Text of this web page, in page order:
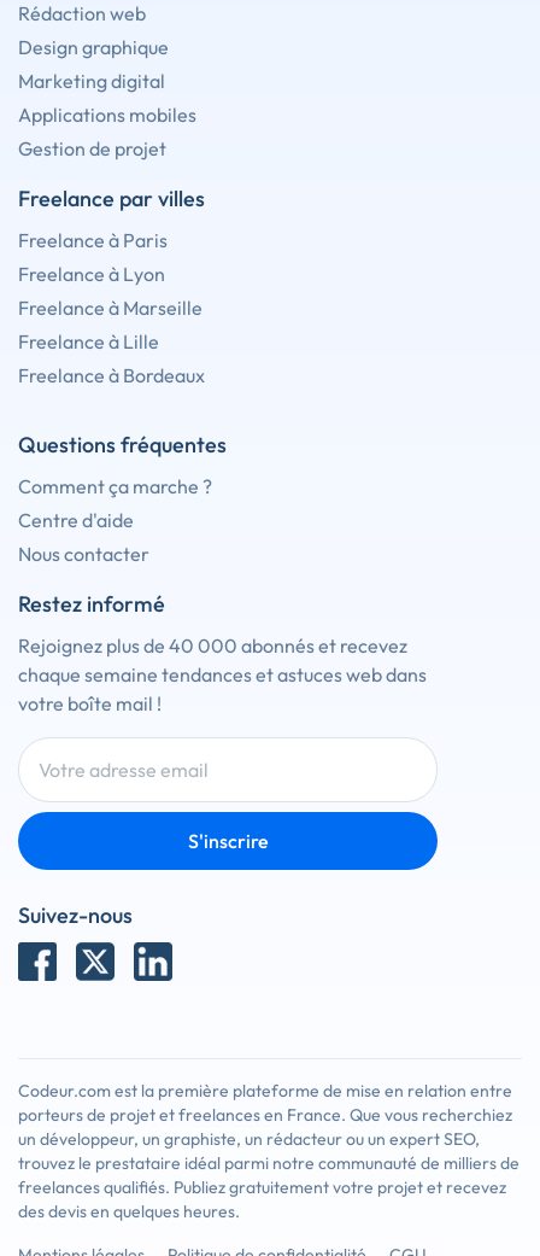
Rédaction web
Design graphique
Marketing digital
Applications mobiles
Gestion de projet
Freelance par villes
Freelance à Paris
Freelance à Lyon
Freelance à Marseille
Freelance à Lille
Freelance à Bordeaux
Questions fréquentes
Comment ça marche ?
Centre d'aide
Nous contacter
Restez informé
Rejoignez plus de 40 000 abonnés et recevez
chaque semaine tendances et astuces web dans
votre boîte mail !
S'inscrire
Suivez-nous
Codeur.com est la première plateforme de mise en relation entre
porteurs de projet et freelances en France. Que vous recherchiez
un développeur, un graphiste, un rédacteur ou un expert SEO,
trouvez le prestataire idéal parmi notre communauté de milliers de
freelances qualifiés. Publiez gratuitement votre projet et recevez
des devis en quelques heures.